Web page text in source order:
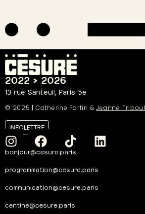
2022 > 2026
13 rue Santeuil, Paris 5e
© 2025 | Catherine Fortin &Jeanne Triboul
INFOLETTRE
bonjour@cesure.paris
programmation@cesure.paris
communication@cesure.paris
cantine@cesure.paris